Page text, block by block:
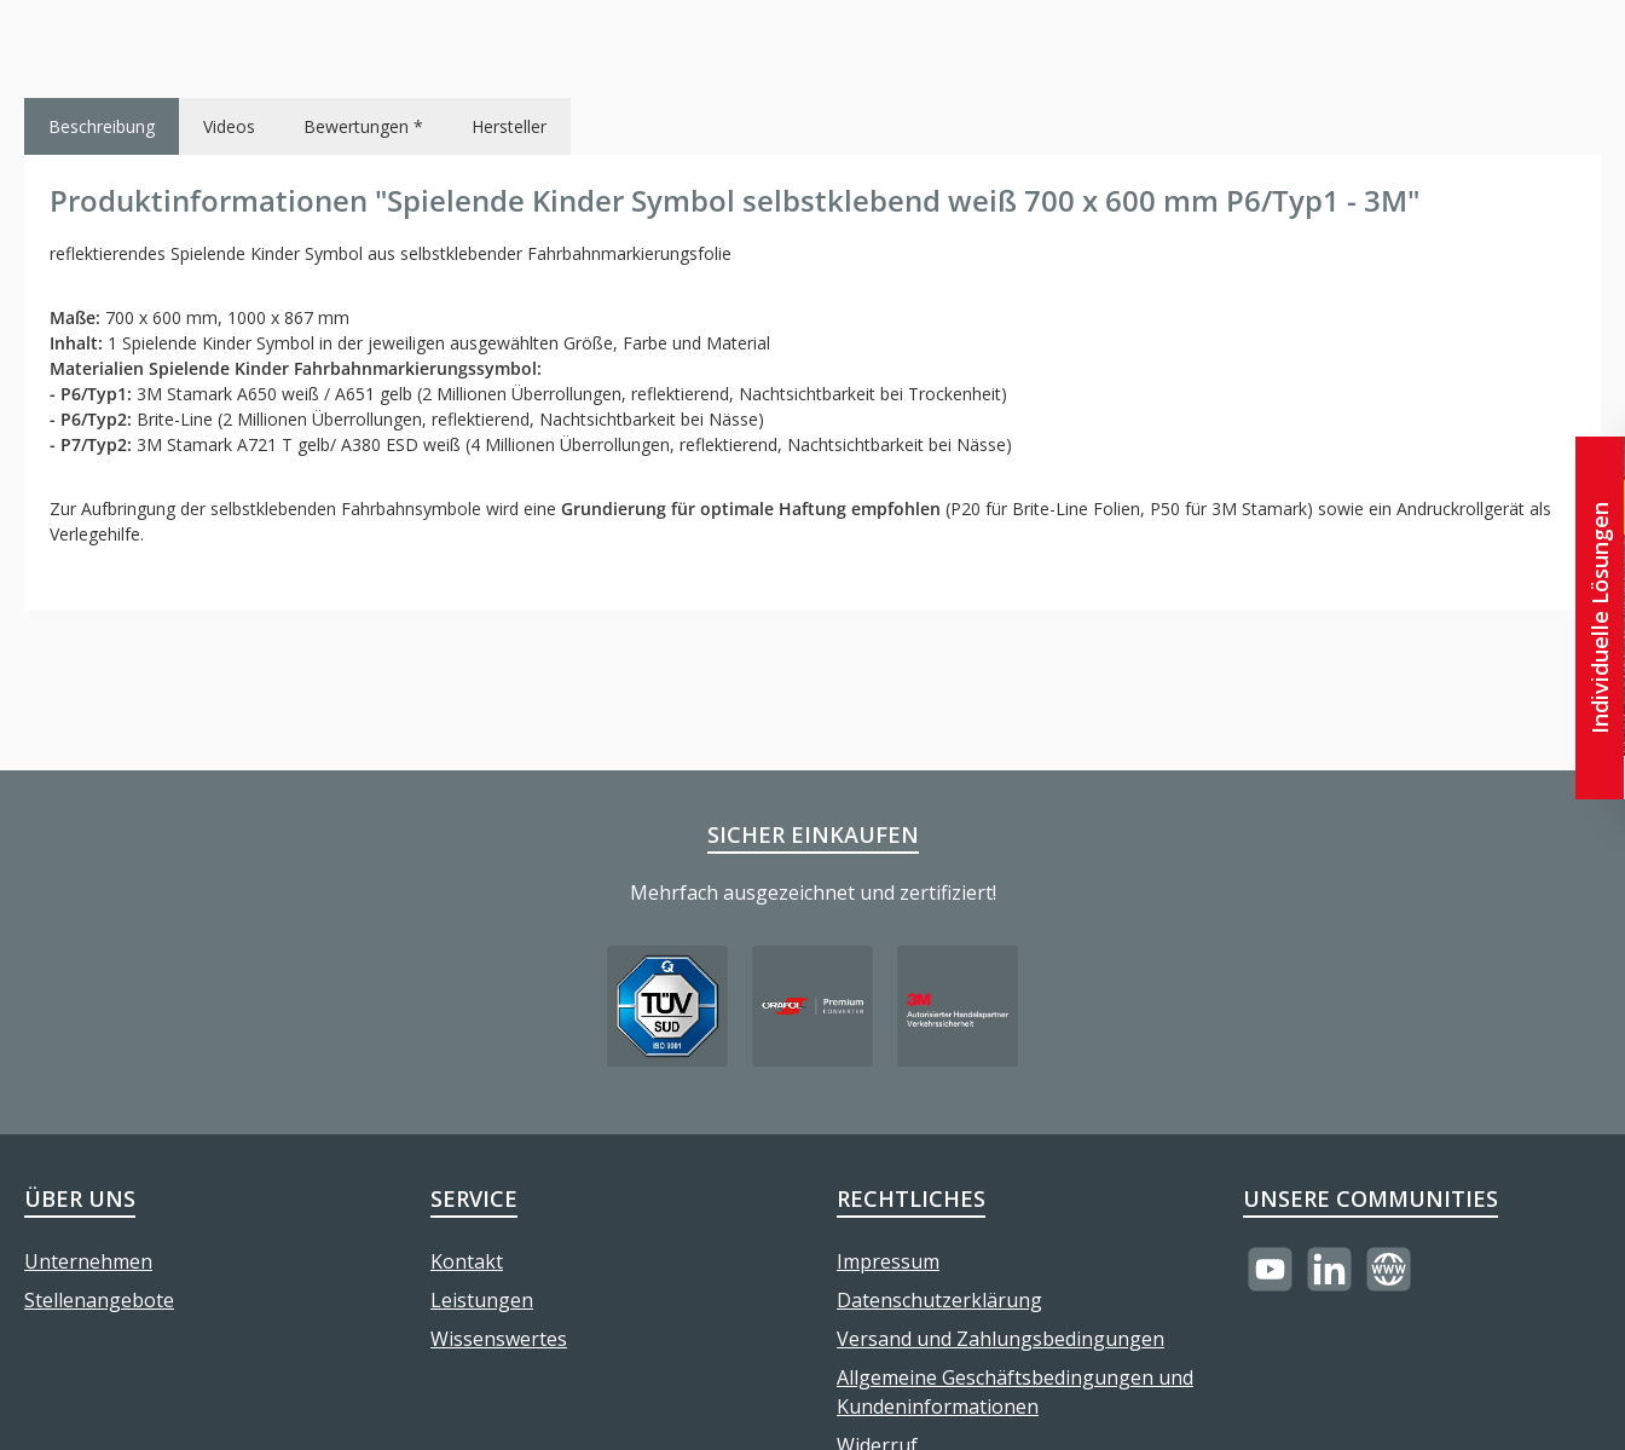
Beschreibung Videos Bewertungen * Hersteller
Produktinformationen "Spielende Kinder Symbol selbstklebend weiß 700 x 600 mm P6/Typ1 - 3M"
reflektierendes Spielende Kinder Symbol aus selbstklebender Fahrbahnmarkierungsfolie
Maße: 700 x 600 mm, 1000 x 867 mm
Inhalt: 1 Spielende Kinder Symbol in der jeweiligen ausgewählten Größe, Farbe und Material
Materialien Spielende Kinder Fahrbahnmarkierungssymbol:
- P6/Typ1: 3M Stamark A650 weiß / A651 gelb (2 Millionen Überrollungen, reflektierend, Nachtsichtbarkeit bei Trockenheit)
- P6/Typ2: Brite-Line (2 Millionen Überrollungen, reflektierend, Nachtsichtbarkeit bei Nässe)
- P7/Typ2: 3M Stamark A721 T gelb/ A380 ESD weiß (4 Millionen Überrollungen, reflektierend, Nachtsichtbarkeit bei Nässe)
Zur Aufbringung der selbstklebenden Fahrbahnsymbole wird eine Grundierung für optimale Haftung empfohlen (P20 für Brite-Line Folien, P50 für 3M Stamark) sowie ein Andruckrollgerät als
Verlegehilfe.
SICHER EINKAUFEN
Mehrfach ausgezeichnet und zertifiziert!
ÜBER UNS
Unternehmen
Stellenangebote
SERVICE
Kontakt
Leistungen
Wissenswertes
RECHTLICHES
Impressum
Datenschutzerklärung
Versand und Zahlungsbedingungen
Allgemeine Geschäftsbedingungen und
Kundeninformationen
UNSERE COMMUNITIES
https://youtube.com/
LinkedInWebsite
Individuelle Lösungen